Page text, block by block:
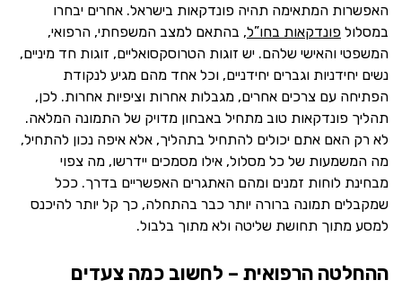
האפשרות המתאימה תהיה פונדקאות בישראל. אחרים יבחרו
במסלול פונדקאות בחו”ל, בהתאם למצב המשפחתי, הרפואי,
המשפטי והאישי שלהם. יש זוגות הטרוסקסואליים, זוגות חד מיניים,
נשים יחידניות וגברים יחידניים, וכל אחד מהם מגיע לנקודת
הפתיחה עם צרכים אחרים, מגבלות אחרות וציפיות אחרות. לכן,
תהליך פונדקאות טוב מתחיל באבחון מדויק של התמונה המלאה.
לא רק האם אתם יכולים להתחיל בתהליך, אלא איפה נכון להתחיל,
מה המשמעות של כל מסלול, אילו מסמכים יידרשו, מה צפוי
מבחינת לוחות זמנים ומהם האתגרים האפשריים בדרך. ככל
שמקבלים תמונה ברורה יותר כבר בהתחלה, כך קל יותר להיכנס
למסע מתוך תחושת שליטה ולא מתוך בלבול.
ההחלטה הרפואית – לחשוב כמה צעדים